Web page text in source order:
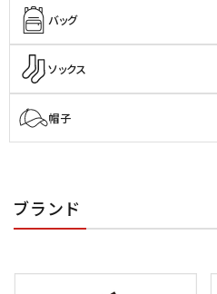
バッグ
ソックス
帽子
ブランド